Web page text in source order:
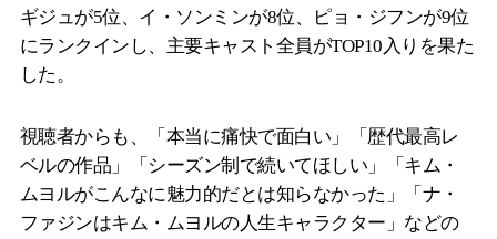
ギジュが5位、イ・ソンミンが8位、ピョ・ジフンが9位
にランクインし、主要キャスト全員がTOP10入りを果た
した。
視聴者からも、「本当に痛快で面白い」「歴代最高レ
ベルの作品」「シーズン制で続いてほしい」「キム・
ムヨルがこんなに魅力的だとは知らなかった」「ナ・
ファジンはキム・ムヨルの人生キャラクター」などの